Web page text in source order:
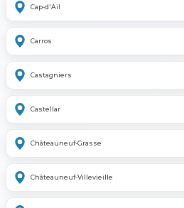
Cap-d'Ail
Carros
Castagniers
Castellar
Châteauneuf-Grasse
Châteauneuf-Villevieille